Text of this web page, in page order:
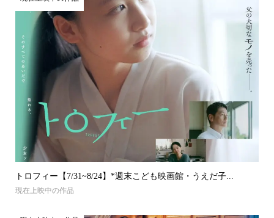
トロフィー【7/31~8/24】*週末こども映画館・うえだ子...
現在上映中の作品